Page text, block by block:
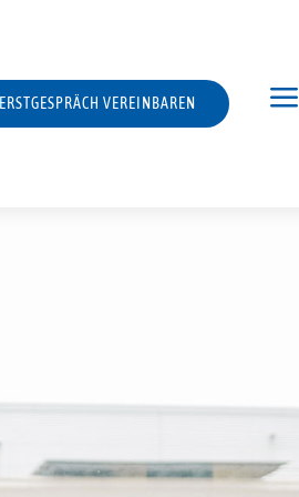
ERSTGESPRÄCH VEREINBAREN a